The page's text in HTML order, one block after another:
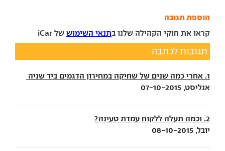
הוספת תגובה
קראו את חוקי הקהילה שלנו בתנאי השימוש של iCar
תגובות לכתבה
1. אחרי כמה שנים של שחיקה במחירון הדגמים ביד שניה
אנליסט, 07-10-2015
2. וכמה תעלה ללקוח עמדת טעינה?
יובל, 08-10-2015